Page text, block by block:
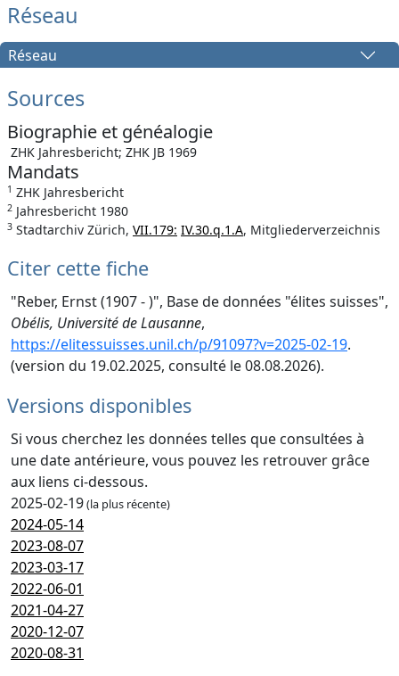
Réseau
Réseau
Sources
Biographie et généalogie
ZHK Jahresbericht; ZHK JB 1969
Mandats
1 ZHK Jahresbericht
2 Jahresbericht 1980
3 Stadtarchiv Zürich, VII.179: IV.30.q.1.A, Mitgliederverzeichnis
Citer cette fiche
"Reber, Ernst (1907 - )", Base de données "élites suisses",
Obélis, Université de Lausanne,
https://elitessuisses.unil.ch/p/91097?v=2025-02-19.
(version du 19.02.2025, consulté le 08.08.2026).
Versions disponibles
Si vous cherchez les données telles que consultées à
une date antérieure, vous pouvez les retrouver grâce
aux liens ci-dessous.
2025-02-19(la plus récente)
2024-05-14
2023-08-07
2023-03-17
2022-06-01
2021-04-27
2020-12-07
2020-08-31